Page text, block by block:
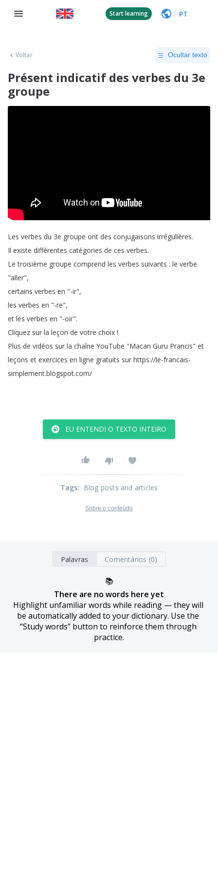
Start learning PT
Voltar Ocultar texto
Présent indicatif des verbes du 3e
groupe
Les verbes du 3e groupe ont des conjugaisons irrégulières.
Il existe différentes catégories de ces verbes.
Le troisième groupe comprend les verbes suivants : le verbe
"aller",
certains verbes en "-ir",
les verbes en "-re",
et les verbes en "-oir".
Cliquez sur la leçon de votre choix !
Plus de vidéos sur la chaîne YouTube "Macan Guru Prancis" et
leçons et exercices en ligne gratuits sur https://le-francais-
simplement.blogspot.com/
EU ENTENDI O TEXTO INTEIRO
Tags: Blog posts and articles
Sobre o conteúdo
Palavras Comentários (0)
📚
There are no words here yet
Highlight unfamiliar words while reading — they will
be automatically added to your dictionary. Use the
“Study words” button to reinforce them through
practice.